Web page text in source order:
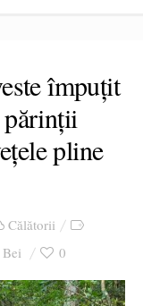
împuțit
pline
Călătorii
0